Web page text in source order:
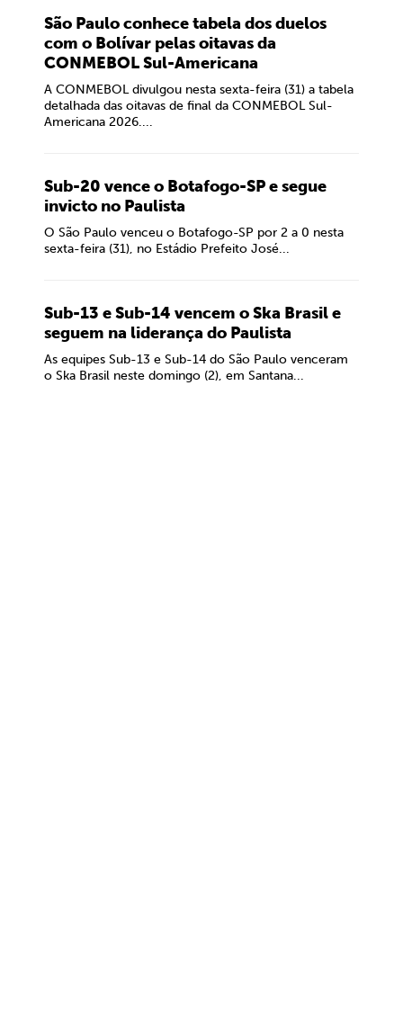
São Paulo conhece tabela dos duelos
com o Bolívar pelas oitavas da
CONMEBOL Sul-Americana
A CONMEBOL divulgou nesta sexta-feira (31) a tabela
detalhada das oitavas de final da CONMEBOL Sul-
Americana 2026....
Sub-20 vence o Botafogo-SP e segue
invicto no Paulista
O São Paulo venceu o Botafogo-SP por 2 a 0 nesta
sexta-feira (31), no Estádio Prefeito José...
Sub-13 e Sub-14 vencem o Ska Brasil e
seguem na liderança do Paulista
As equipes Sub-13 e Sub-14 do São Paulo venceram
o Ska Brasil neste domingo (2), em Santana...